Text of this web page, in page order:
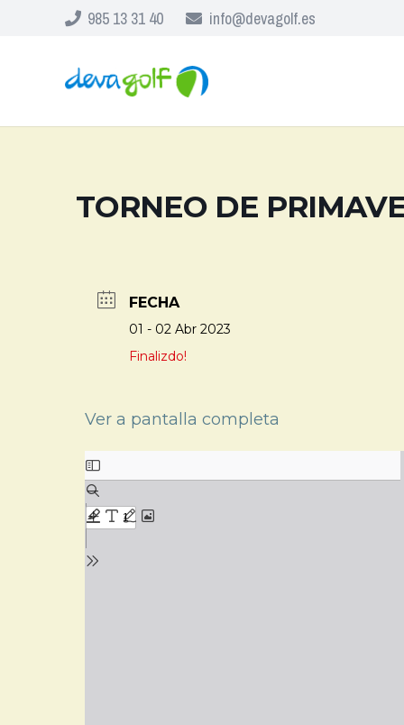
985 13 31 40 info@devagolf.es
TORNEO DE
FECHA
01 - 02 Abr 2023
Finalizdo!
Ver a pantalla completa